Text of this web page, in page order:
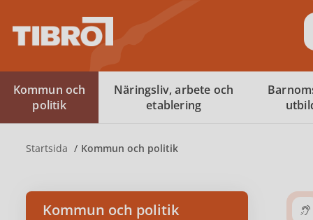
Kommun och
politik
Näringsliv, arbete och
etablering
Startsida Kommun och politik
Kommun och politik